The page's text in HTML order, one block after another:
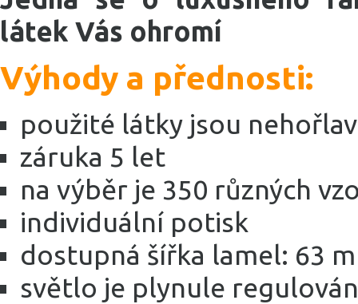
látek Vás ohromí
Výhody a přednosti:
použité látky jsou
záruka 5 let
na výběr je 350 různých
individuální potisk
dostupná šířka lamel: 63
světlo je plynule